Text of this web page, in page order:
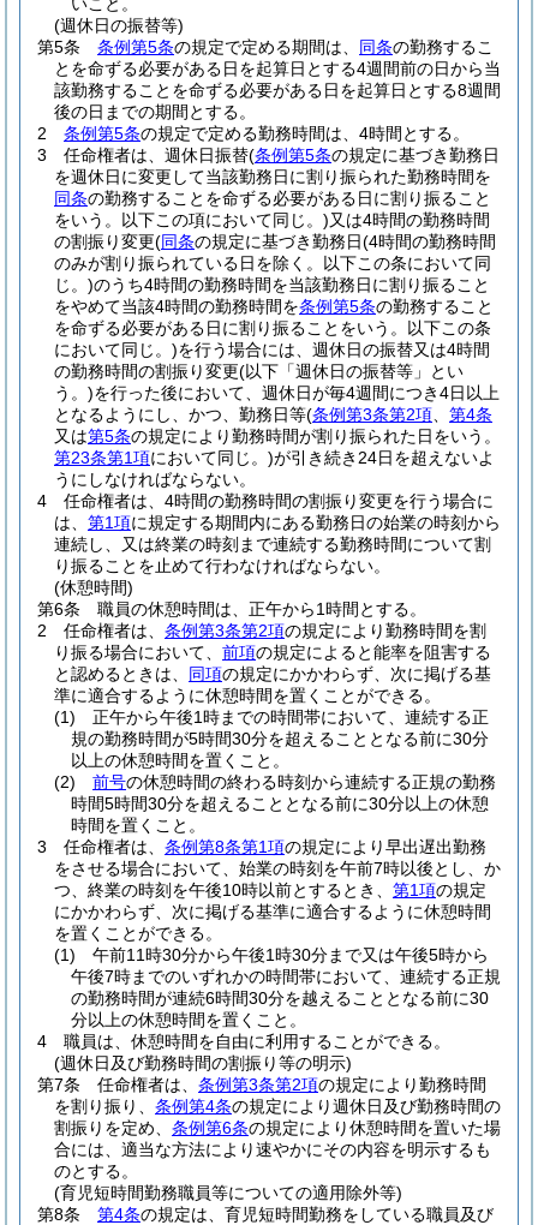
(週休日の振替等)
第5条
条例第5条の規定で定める期間は、 同条の勤務するこ
とを命ずる必要がある日を起算日とする4週間前の日から当
該勤務することを命ずる必要がある日を起算日とする8週間
後の日までの期間とする。
2
条例第5条の規定で定める勤務時間は、4時間とする。
3
任命権者は、週休日振替(条例第5条の規定に基づき勤務日
を週休日に変更して当該勤務日に割り振られた勤務時間を
同条の勤務することを命ずる必要がある日に割り振ること
をいう。以下この項において同じ。)又は4時間の勤務時間
の割振り変更(同条の規定に基づき勤務日(4時間の勤務時間
のみが割り振られている日を除く。以下この条において同
じ。)のうち4時間の勤務時間を当該勤務日に割り振ること
をやめて当該4時間の勤務時間を条例第5条の勤務すること
を命ずる必要がある日に割り振ることをいう。以下この条
において同じ。)を行う場合には、週休日の振替又は4時間
の勤務時間の割振り変更(以下「週休日の振替等」とい
う。)を行った後において、週休日が毎4週間につき4日以上
となるようにし、かつ、勤務日等(条例第3条第2項
第4条
又は第5条の規定により勤務時間が割り振られた日をいう。
第23条第1項において同じ。)が引き続き24日を超えないよ
うにしなければならない。
4
任命権者は、4時間の勤務時間の割振り変更を行う場合に
は、 第1項に規定する期間内にある勤務日の始業の時刻から
連続し、又は終業の時刻まで連続する勤務時間について割
り振ることを止めて行わなければならない。
(休憩時間)
第6条
職員の休憩時間は、正午から1時間とする。
2
任命権者は、 条例第3条第2項の規定により勤務時間を割
り振る場合において、 前項の規定によると能率を阻害する
と認めるときは、 同項の規定にかかわらず、次に掲げる基
準に適合するように休憩時間を置くことができる。
(1)
正午から午後1時までの時間帯において、連続する正
規の勤務時間が5時間30分を超えることとなる前に30分
以上の休憩時間を置くこと。
(2)
前号の休憩時間の終わる時刻から連続する正規の勤務
時間5時間30分を超えることとなる前に30分以上の休憩
時間を置くこと。
3
任命権者は、 条例第8条第1項の規定により早出遅出勤務
をさせる場合において、始業の時刻を午前7時以後とし、か
つ、終業の時刻を午後10時以前とするとき、 第1項の規定
にかかわらず、次に掲げる基準に適合するように休憩時間
を置くことができる。
(1)
午前11時30分から午後1時30分まで又は午後5時から
午後7時までのいずれかの時間帯において、連続する正規
の勤務時間が連続6時間30分を越えることとなる前に30
分以上の休憩時間を置くこと。
4
職員は、休憩時間を自由に利用することができる。
(週休日及び勤務時間の割振り等の明示)
第7条
任命権者は、 条例第3条第2項の規定により勤務時間
を割り振り、 条例第4条の規定により週休日及び勤務時間の
割振りを定め、 条例第6条の規定により休憩時間を置いた場
合には、適当な方法により速やかにその内容を明示するも
のとする。
(育児短時間勤務職員等についての適用除外等)
第8条
第4条の規定は、育児短時間勤務をしている職員及び